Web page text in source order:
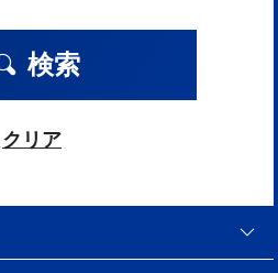
検索
クリア